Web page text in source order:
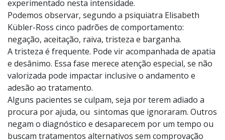
intenso em vivências pois envolve decisões, exames
frequentes, início de tratamento e um volume
emocional que muitas pessoas nunca haviam
experimentado nesta intensidade.
Podemos observar, segundo a psiquiatra Elisabeth
Kübler-Ross cinco padrões de comportamento:
negação, aceitação, raiva, tristeza e barganha.
A tristeza é frequente. Pode vir acompanhada de apatia
e desânimo. Essa fase merece atenção especial, se não
valorizada pode impactar inclusive o andamento e
adesão ao tratamento.